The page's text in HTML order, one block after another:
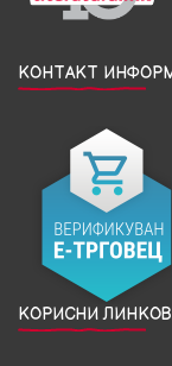
КОНТАКТ
КОРИСНИ